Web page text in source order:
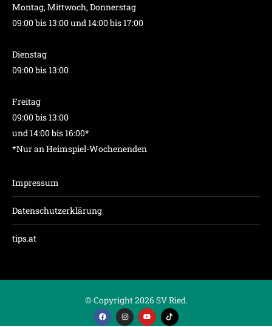
Montag, Mittwoch, Donnerstag
09:00 bis 13:00 und 14:00 bis 17:00
Dienstag
09:00 bis 13:00
Freitag
09:00 bis 13:00
und 14:00 bis 16:00*
*Nur an Heimspiel-Wochenenden
Impressum
Datenschutzerklärung
tips.at
© Copyright 2026 SV Ried.